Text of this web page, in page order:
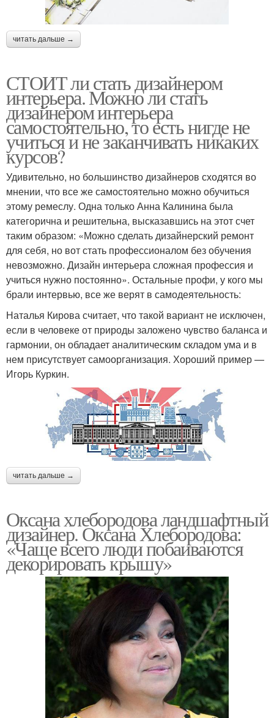
читать дальше →
СТОИТ ли стать дизайнером
интерьера. Можно ли стать
дизайнером интерьера
самостоятельно, то есть нигде не
учиться и не заканчивать никаких
курсов?
Удивительно, но большинство дизайнеров сходятся во
мнении, что все же самостоятельно можно обучиться
этому ремеслу. Одна только Анна Калинина была
категорична и решительна, высказавшись на этот счет
таким образом: «Можно сделать дизайнерский ремонт
для себя, но вот стать профессионалом без обучения
невозможно. Дизайн интерьера сложная профессия и
учиться нужно постоянно». Остальные профи, у кого мы
брали интервью, все же верят в самодеятельность:
Наталья Кирова считает, что такой вариант не исключен,
если в человеке от природы заложено чувство баланса и
гармонии, он обладает аналитическим складом ума и в
нем присутствует самоорганизация. Хороший пример —
Игорь Куркин.
читать дальше →
Оксана хлебородова ландшафтный
дизайнер. Оксана Хлебородова:
«Чаще всего люди побаиваются
декорировать крышу»